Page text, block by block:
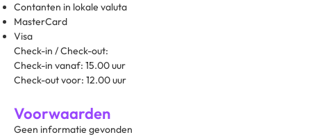
Contanten in lokale valuta
MasterCard
Visa
Check-in / Check-out:
Check-in vanaf: 15.00 uur
Check-out voor: 12.00 uur
Voorwaarden
Geen informatie gevonden